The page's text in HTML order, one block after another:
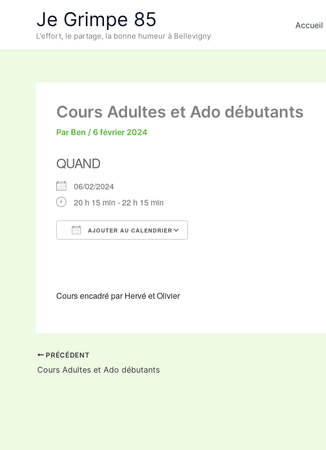
Je Grimpe 85
L'effort, le partage, la bonne humeur à Bellevigny
Accueil
Cours Adultes et Ado débutants
Par Ben / 6 février 2024
QUAND
06/02/2024
20 h 15 min - 22 h 15 min
AJOUTER AU CALENDRIER
Cours encadré par Hervé et Olivier
PRÉCÉDENT
Cours Adultes et Ado débutants